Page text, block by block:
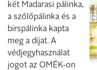
két Madarasi pálinka,
a szőlőpálinka és a
birspálinka kapta
meg a díjat. A
védjegyhasználat
jogot az OMÉK-on